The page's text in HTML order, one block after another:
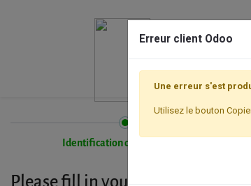
Identification de l'entreprise
Please fill in your company details
Erreur client Odoo
Une erreur s'est
Utilisez le bouton